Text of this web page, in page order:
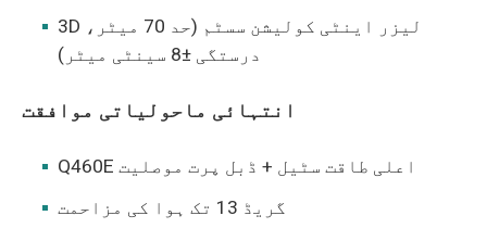
3D لیزر اینٹی کولیشن سسٹم (حد 70 میٹر،
درستگی ±8 سینٹی میٹر)
انتہائی ماحولیاتی موافقت
Q460E اعلی طاقت سٹیل + ڈبل پرت موصلیت
گریڈ 13 تک ہوا کی مزاحمت